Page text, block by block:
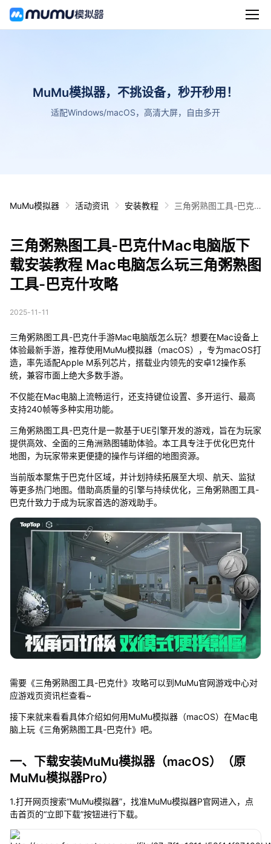
MuMu模拟器，不挑设备，秒开秒用！
适配Windows/macOS，高清大屏，自由多开
MuMu模拟器 活动资讯 安装教程
三角粥熟图工具-巴克
角粥熟图工具-巴克什
攻略
三角粥熟图工具-巴克什Mac电脑版下
载安装教程 Mac电脑怎么玩三角粥熟图
工具-巴克什攻略
2025-11-11
三角粥熟图工具-巴克什手游Mac电脑版怎么玩？想要在Mac设备上
体验最新手游，推荐使用MuMu模拟器（macOS），专为macOS打
造，率先适配Apple M系列芯片，搭载业内领先的安卓12操作系
统，兼容市面上绝大多数手游。
不仅能在Mac电脑上流畅运行，还支持键位设置、多开运行、最高
支持240帧等多种实用功能。
三角粥熟图工具-巴克什是一款基于UE引擎开发的游戏，旨在为玩家
提供高效、全面的三角洲熟图辅助体验。本工具专注于优化巴克什
地图，为玩家带来更便捷的操作与详细的地图资源。
当前版本聚焦于巴克什区域，并计划持续拓展至大坝、航天、监狱
等更多热门地图。借助高质量的引擎与持续优化，三角粥熟图工具-
巴克什致力于成为玩家首选的游戏助手。
需要《三角粥熟图工具-巴克什》攻略可以到MuMu官网游戏中心对
应游戏页资讯栏查看~
接下来就来看看具体介绍如何用MuMu模拟器（macOS）在Mac电
脑上玩《三角粥熟图工具-巴克什》吧。
一、下载安装MuMu模拟器（macOS）（原
MuMu模拟器Pro）
1.打开网页搜索“MuMu模拟器”，找准MuMu模拟器P官网进入，点
击首页的“立即下载”按钮进行下载。